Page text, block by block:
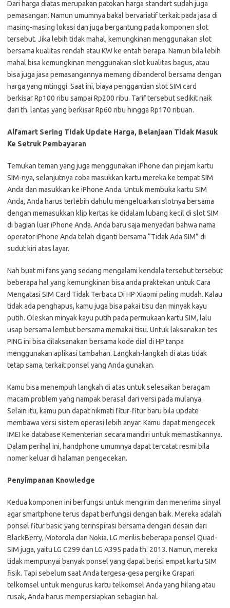
Dari harga diatas merupakan patokan harga standart sudah juga
pemasangan. Namun umumnya bakal bervariatif terkait pada jasa di
masing-masing lokasi dan juga bergantung pada komponen slot
tersebut. Jika lebih tidak mahal, kemungkinan menggunakan slot
bersama kualitas rendah atau KW ke entah berapa. Namun bila lebih
mahal bisa kemungkinan menggunakan slot kualitas bagus, atau
bisa juga jasa pemasangannya memang dibanderol bersama dengan
harga yang mtinggi. Saat ini, biaya penggantian slot SIM card
berkisar Rp100 ribu sampai Rp200 ribu. Tarif tersebut sedikit naik
dari th. lantas yang berkisar Rp60 ribu hingga Rp170 ribuan.
Alfamart Sering Tidak Update Harga, Belanjaan Tidak Masuk
Ke Setruk Pembayaran
Temukan teman yang juga menggunakan iPhone dan pinjam kartu
SIM-nya, selanjutnya coba masukkan kartu mereka ke tempat SIM
Anda dan masukkan ke iPhone Anda. Untuk membuka kartu SIM
Anda, Anda harus terlebih dahulu mengeluarkan slotnya bersama
dengan memasukkan klip kertas ke didalam lubang kecil di slot SIM
di bagian luar iPhone Anda. Anda baru saja menyadari bahwa nama
operator iPhone Anda telah diganti bersama “Tidak Ada SIM” di
sudut kiri atas layar.
Nah buat mi fans yang sedang mengalami kendala tersebut tersebut
beberapa hal yang kemungkinan bisa anda praktekan untuk Cara
Mengatasi SIM Card Tidak Terbaca Di HP Xiaomi paling mudah. Kalau
tidak ada penghapus, kamu juga bisa pakai tisu dan minyak kayu
putih. Oleskan minyak kayu putih pada permukaan kartu SIM, lalu
usap bersama lembut bersama memakai tisu. Untuk laksanakan tes
PING ini bisa dilaksanakan bersama kode dial di HP tanpa
menggunakan aplikasi tambahan. Langkah-langkah di atas tidak
tetap sama, terkait ponsel yang Anda gunakan.
Kamu bisa menempuh langkah di atas untuk selesaikan beragam
macam problem yang nampak berasal dari versi pada mulanya.
Selain itu, kamu pun dapat nikmati fitur-fitur baru bila update
membawa versi sistem operasi lebih anyar. Kamu dapat mengecek
IMEI ke database Kementerian secara mandiri untuk memastikannya.
Dalam perihal ini, handphone umumnya dapat tercatat resmi bila
nomer keluar di halaman pengecekan.
Penyimpanan Knowledge
Kedua komponen ini berfungsi untuk mengirim dan menerima sinyal
agar smartphone terus dapat berfungsi dengan baik. Mereka adalah
ponsel fitur basic yang terinspirasi bersama dengan desain dari
BlackBerry, Motorola dan Nokia. LG merilis beberapa ponsel Quad-
SIM juga, yaitu LG C299 dan LG A395 pada th. 2013. Namun, mereka
tidak mempunyai banyak ponsel yang dapat berisi empat kartu SIM
fisik. Tapi sebelum saat Anda tergesa-gesa pergi ke Grapari
telkomsel untuk mengurus kartu telkomsel Anda yang hilang atau
rusak, Anda harus mempersiapkan sebagian hal.